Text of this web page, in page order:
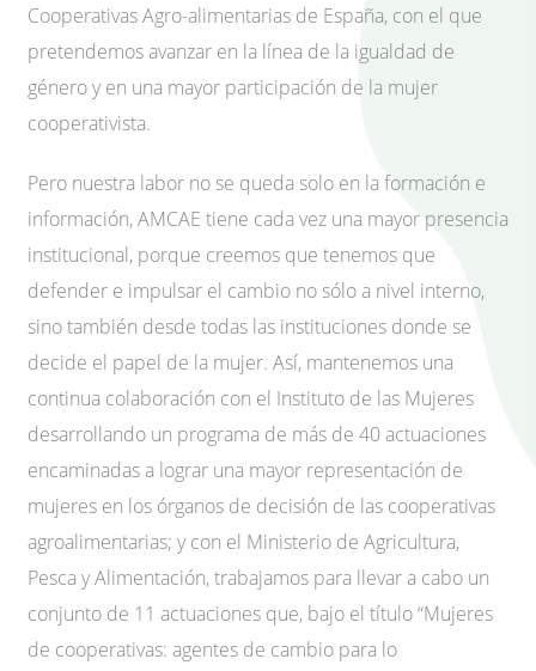
Cooperativas Agro-alimentarias de España, con el que
pretendemos avanzar en la línea de la igualdad de
género y en una mayor participación de la mujer
cooperativista.
Pero nuestra labor no se queda solo en la formación e
información, AMCAE tiene cada vez una mayor presencia
institucional, porque creemos que tenemos que
defender e impulsar el cambio no sólo a nivel interno,
sino también desde todas las instituciones donde se
decide el papel de la mujer. Así, mantenemos una
continua colaboración con el Instituto de las Mujeres
desarrollando un programa de más de 40 actuaciones
encaminadas a lograr una mayor representación de
mujeres en los órganos de decisión de las cooperativas
agroalimentarias; y con el Ministerio de Agricultura,
Pesca y Alimentación, trabajamos para llevar a cabo un
conjunto de 11 actuaciones que, bajo el título “Mujeres
de cooperativas: agentes de cambio para lo